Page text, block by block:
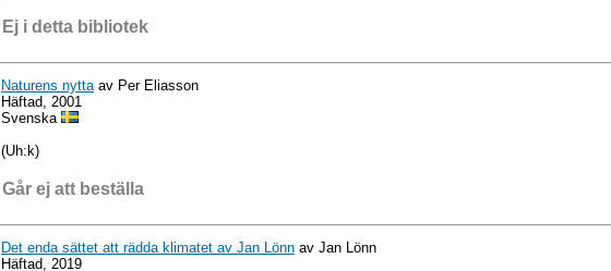
Ej i detta bibliotek
Naturens nytta av Per Eliasson
Häftad, 2001
Svenska
(Uh:k)
Går ej att beställa
Det enda sättet att rädda klimatet av Jan Lönn av Jan Lönn
Häftad, 2019